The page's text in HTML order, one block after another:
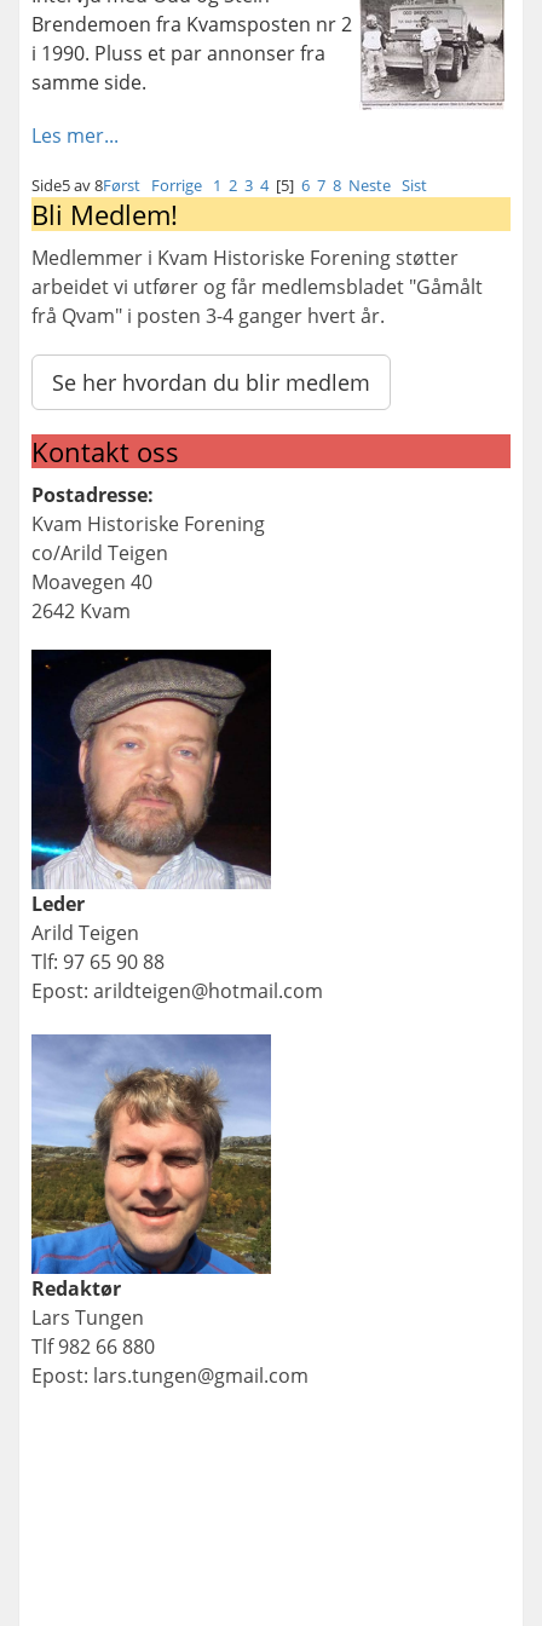
Brendemoen fra Kvamsposten nr 2
i 1990. Pluss et par annonser fra
samme side.
Les mer...
Side5 av 8Først Forrige 1 2 3 4 [5] 6 7 8 Neste Sist
Bli Medlem!
Medlemmer i Kvam Historiske Forening støtter
arbeidet vi utfører og får medlemsbladet "Gåmålt
frå Qvam" i posten 3-4 ganger hvert år.
Se her hvordan du blir medlem
Kontakt oss
Postadresse:
Kvam Historiske Forening
co/Arild Teigen
Moavegen 40
2642 Kvam
Leder
Arild Teigen
Tlf: 97 65 90 88
Epost: arildteigen@hotmail.com
Redaktør
Lars Tungen
Tlf 982 66 880
Epost: lars.tungen@gmail.com